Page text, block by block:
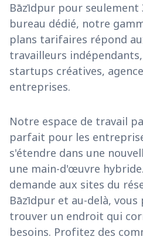
Bāzīdpur pour seulement
bureau dédié, notre
plans tarifaires répond
travailleurs
startups créatives,
entreprises.
Notre espace de travail
parfait pour les
s'étendre dans une
une main-d'œuvre
demande aux sites du
Bāzīdpur et au-delà,
trouver un endroit qui
besoins. Profitez des